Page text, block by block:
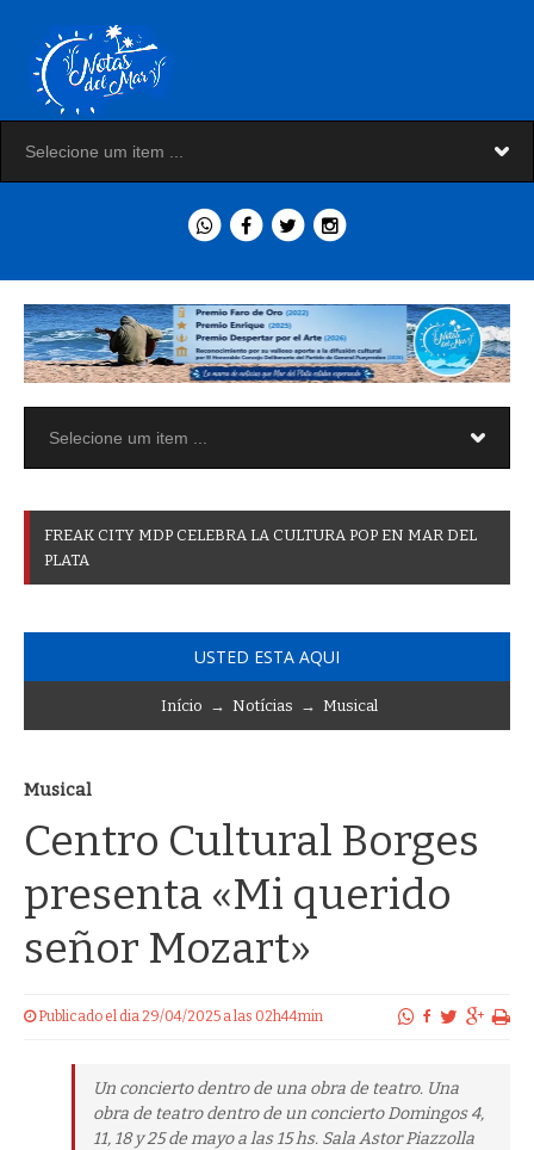
FREAK CITY MDP CELEBRA LA CULTURA POP EN MAR DEL
PLATA
USTED ESTA AQUI
Início → Notícias → Musical
Musical
Centro Cultural Borges
presenta «Mi querido
señor Mozart»
Publicado el dia 29/04/2025 a las 02h44min
Un concierto dentro de una obra de teatro. Una
obra de teatro dentro de un concierto Domingos 4,
11, 18 y 25 de mayo a las 15 hs. Sala Astor Piazzolla